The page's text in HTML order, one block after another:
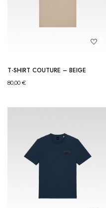
T-SHIRT COUTURE – BEIGE
80,00 €